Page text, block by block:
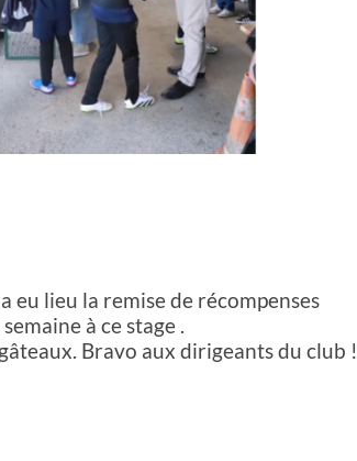
eu lieu la remise de récompenses
à ce stage .
Bravo aux dirigeants du club !